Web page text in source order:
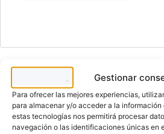
Gestionar
Para ofrecer las mejores experiencias,
para almacenar y/o acceder a la
estas tecnologías nos permitirá procesar
navegación o las identificaciones únicas en
¡Únete a Zade Cosmetics!